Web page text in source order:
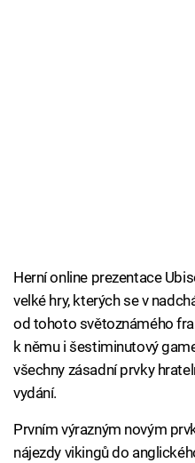
Herní online prezentace
velké hry, kterých se v
od tohoto světoznámého
k němu i šestiminutový
všechny zásadní prvky
vydání.
Prvním výrazným novým
nájezdy vikingů do